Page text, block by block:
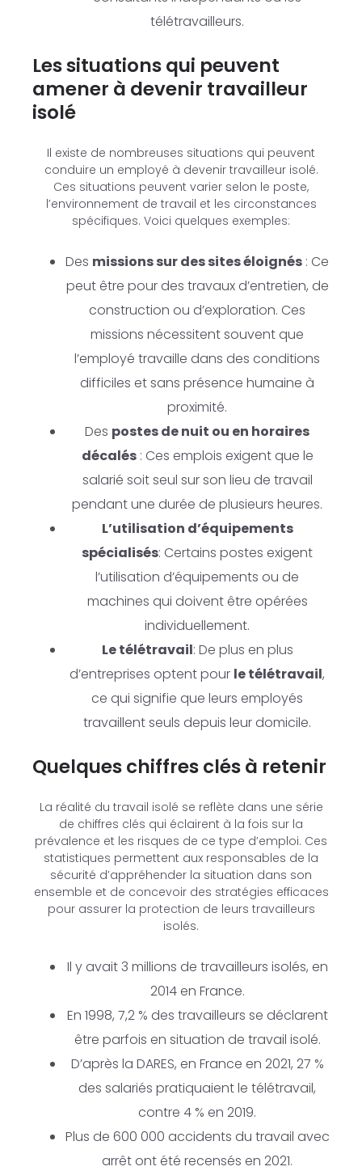
télétravailleurs.
Les situations qui peuvent
amener à devenir travailleur
isolé
Il existe de nombreuses situations qui peuvent
conduire un employé à devenir travailleur isolé.
Ces situations peuvent varier selon le poste,
l’environnement de travail et les circonstances
spécifiques. Voici quelques exemples:
Des missions sur des sites éloignés : Ce
peut être pour des travaux d’entretien, de
construction ou d’exploration. Ces
missions nécessitent souvent que
l’employé travaille dans des conditions
difficiles et sans présence humaine à
proximité.
Des postes de nuit ou en horaires
décalés: Ces emplois exigent que le
salarié soit seul sur son lieu de travail
pendant une durée de plusieurs heures.
L’utilisation d’équipements
spécialisés: Certains postes exigent
l’utilisation d’équipements ou de
machines qui doivent être opérées
individuellement.
Le télétravail: De plus en plus
d’entreprises optent pour le télétravail,
ce qui signifie que leurs employés
travaillent seuls depuis leur domicile.
Quelques chiffres clés à retenir
La réalité du travail isolé se reflète dans une série
de chiffres clés qui éclairent à la fois sur la
prévalence et les risques de ce type d’emploi. Ces
statistiques permettent aux responsables de la
sécurité d’appréhender la situation dans son
ensemble et de concevoir des stratégies efficaces
pour assurer la protection de leurs travailleurs
isolés.
Il y avait 3 millions de travailleurs isolés, en
2014 en France.
En 1998, 7,2 % des travailleurs se déclarent
être parfois en situation de travail isolé.
D’après la DARES, en France en 2021, 27 %
des salariés pratiquaient le télétravail,
contre 4 % en 2019.
Plus de 600 000 accidents du travail avec
arrêt ont été recensés en 2021.